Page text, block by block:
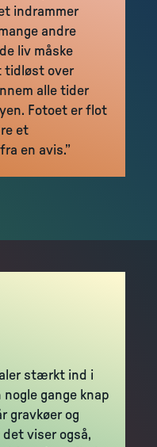
indrammer
andre
liv måske
tidløst over
alle tider
Fotoet er flot
et
en avis.”
stærkt ind i
gange knap
gravkøer og
det viser også,